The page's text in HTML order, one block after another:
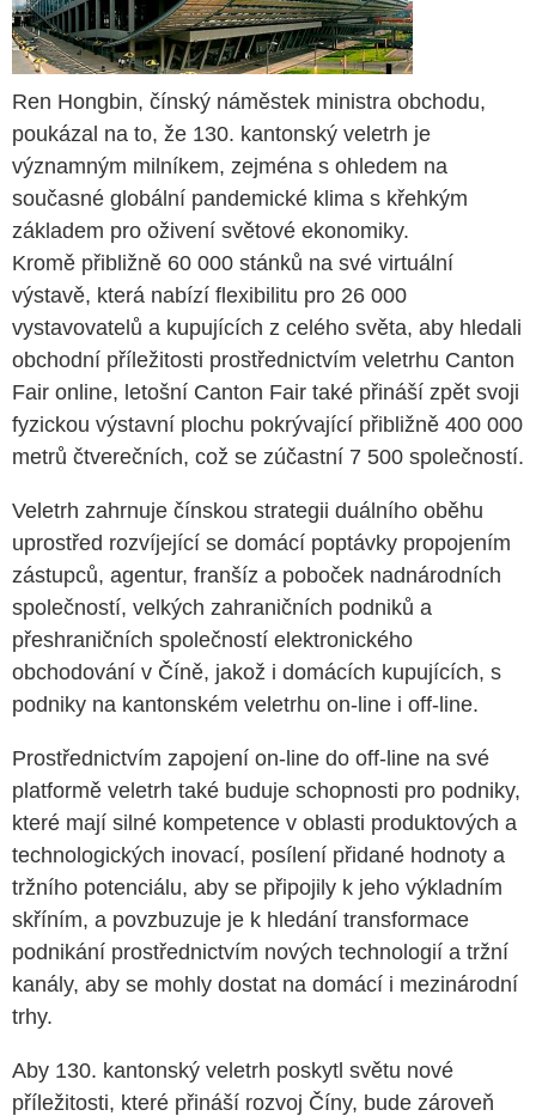
Ren Hongbin, čínský náměstek ministra obchodu,
poukázal na to, že 130. kantonský veletrh je
významným milníkem, zejména s ohledem na
současné globální pandemické klima s křehkým
základem pro oživení světové ekonomiky.
Kromě přibližně 60 000 stánků na své virtuální
výstavě, která nabízí flexibilitu pro 26 000
vystavovatelů a kupujících z celého světa, aby hledali
obchodní příležitosti prostřednictvím veletrhu Canton
Fair online, letošní Canton Fair také přináší zpět svoji
fyzickou výstavní plochu pokrývající přibližně 400 000
metrů čtverečních, což se zúčastní 7 500 společností.
Veletrh zahrnuje čínskou strategii duálního oběhu
uprostřed rozvíjející se domácí poptávky propojením
zástupců, agentur, franšíz a poboček nadnárodních
společností, velkých zahraničních podniků a
přeshraničních společností elektronického
obchodování v Číně, jakož i domácích kupujících, s
podniky na kantonském veletrhu on-line i off-line.
Prostřednictvím zapojení on-line do off-line na své
platformě veletrh také buduje schopnosti pro podniky,
které mají silné kompetence v oblasti produktových a
technologických inovací, posílení přidané hodnoty a
tržního potenciálu, aby se připojily k jeho výkladním
skříním, a povzbuzuje je k hledání transformace
podnikání prostřednictvím nových technologií a tržní
kanály, aby se mohly dostat na domácí i mezinárodní
trhy.
Aby 130. kantonský veletrh poskytl světu nové
příležitosti, které přináší rozvoj Číny, bude zároveň